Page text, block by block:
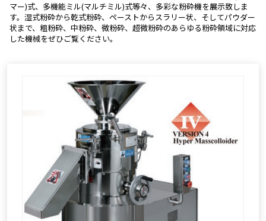
マー)式、多機能ミル(マルチミル)式等々、多彩な粉砕機を展示致しま
す。湿式粉砕から乾式粉砕、ペーストからスラリー状、そしてパウダー
状まで、粗粉砕、中粉砕、微粉砕、超微粉砕のあらゆる粉砕領域に対応
した機械をぜひご覧ください。